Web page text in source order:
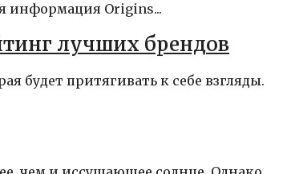
информация Origins...
лучших брендов
будет притягивать к себе взгляды.